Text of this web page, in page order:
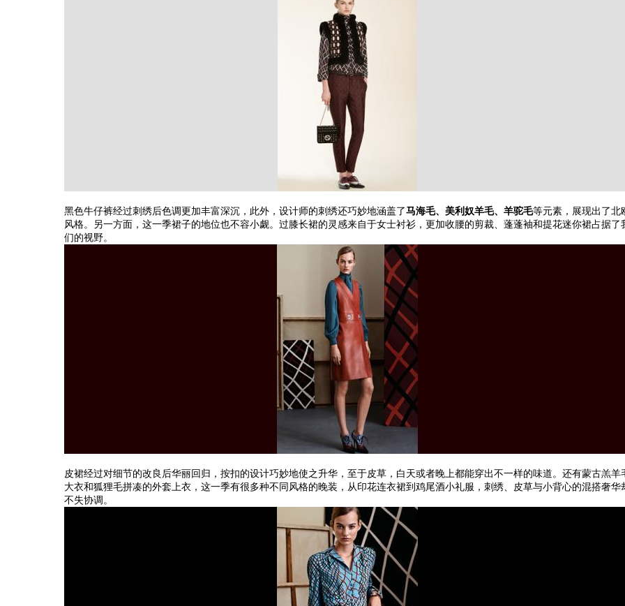
黑色牛仔裤经过刺绣后色调更加丰富深沉，此外，设计师的刺绣还巧妙地涵盖了马海毛、美利奴羊毛、羊驼毛等元素，展现出了北
风格。另一方面，这一季裙子的地位也不容小觑。过膝长裙的灵感来自于女士衬衫，更加收腰的剪裁、蓬蓬袖和提花迷你裙占据了
们的视野。
皮裙经过对细节的改良后华丽回归，按扣的设计巧妙地使之升华，至于皮草，白天或者晚上都能穿出不一样的味道。还有蒙古羔羊
大衣和狐狸毛拼凑的外套上衣，这一季有很多种不同风格的晚装，从印花连衣裙到鸡尾酒小礼服，刺绣、皮草与小背心的混搭奢华
不失协调。